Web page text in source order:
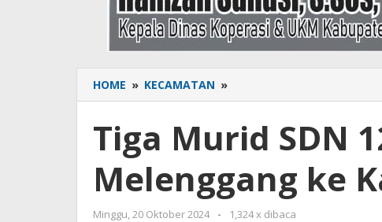
HOME » KECAMATAN »
Murid
121
Wellulang
ke
Kabupaten
Tiga Murid SDN
Melenggang ke
Minggu, 20 Oktober 2024
oleh
-
1,324 x dibaca